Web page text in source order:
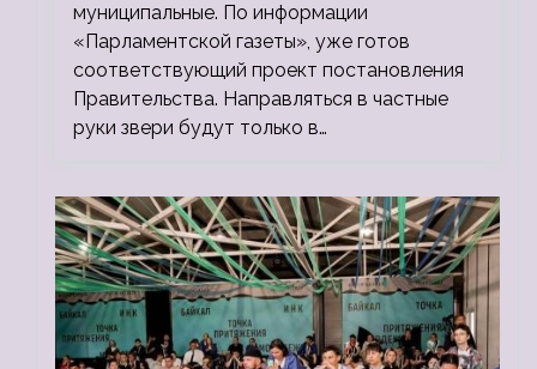
муниципальные. По информации
«Парламентской газеты», уже готов
соответствующий проект постановления
Правительства. Направляться в частные
руки звери будут только в…